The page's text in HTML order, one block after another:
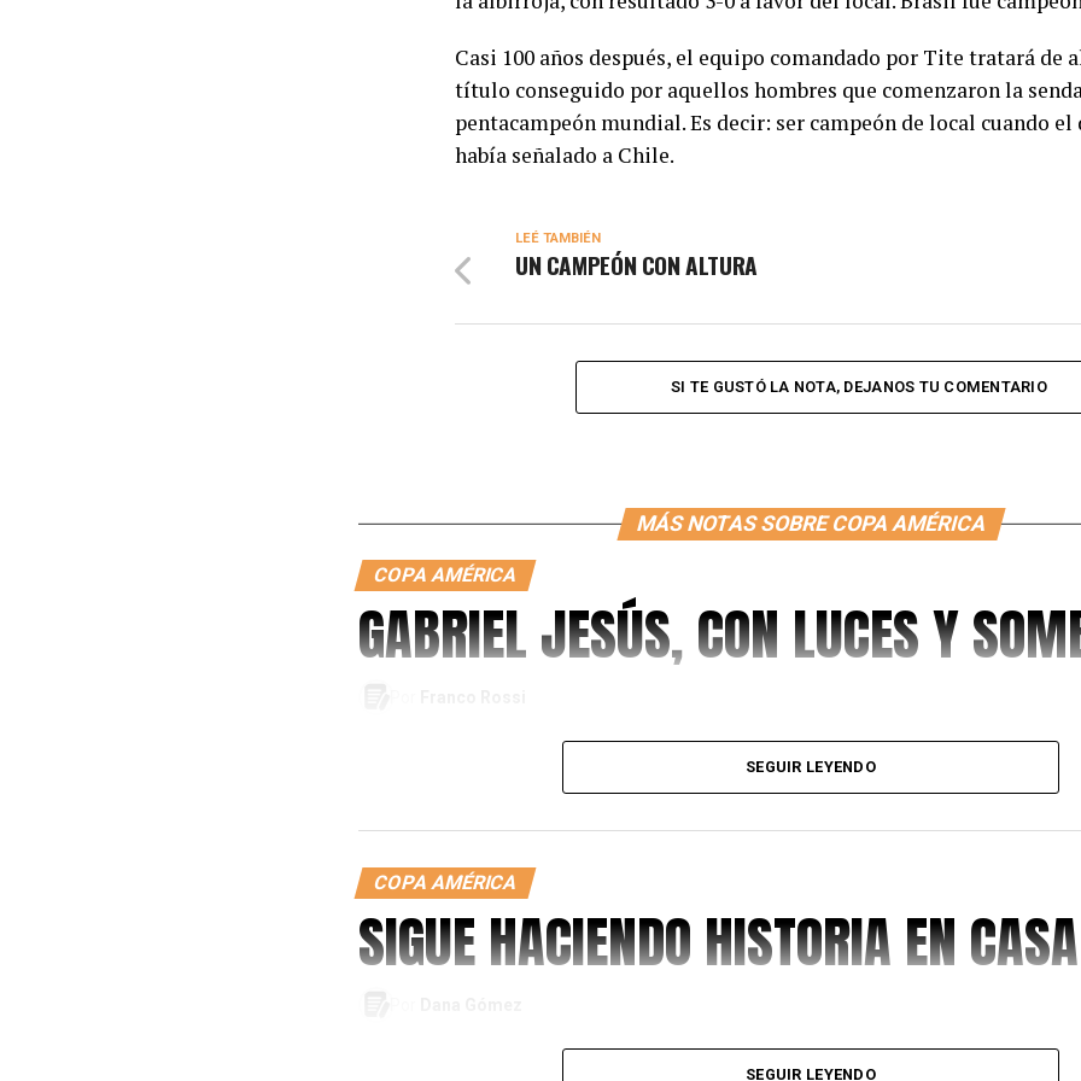
Casi 100 años después, el equipo comandado por Tite tratará de
título conseguido por aquellos hombres que comenzaron la
pentacampeón mundial. Es decir: ser campeón de local cuando
había señalado a Chile.
LEÉ TAMBIÉN
UN CAMPEÓN CON ALTURA
SI TE GUSTÓ LA NOTA, DEJANOS TU COMENTARIO
MÁS NOTAS SOBRE COPA AMÉRICA
COPA AMÉRICA
GABRIEL JESÚS, CON LUCES Y
SEGUIR LEYENDO
COPA AMÉRICA
SIGUE HACIENDO HISTORIA EN CASA
SEGUIR LEYENDO